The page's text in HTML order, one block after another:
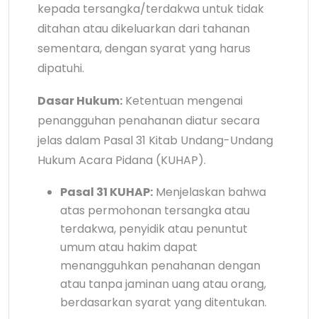
kepada tersangka/terdakwa untuk tidak
ditahan atau dikeluarkan dari tahanan
sementara, dengan syarat yang harus
dipatuhi.
Dasar Hukum: Ketentuan mengenai
penangguhan penahanan diatur secara
jelas dalam Pasal 31 Kitab Undang-Undang
Hukum Acara Pidana (KUHAP).
Pasal 31 KUHAP: Menjelaskan bahwa
atas permohonan tersangka atau
terdakwa, penyidik atau penuntut
umum atau hakim dapat
menangguhkan penahanan dengan
atau tanpa jaminan uang atau orang,
berdasarkan syarat yang ditentukan.